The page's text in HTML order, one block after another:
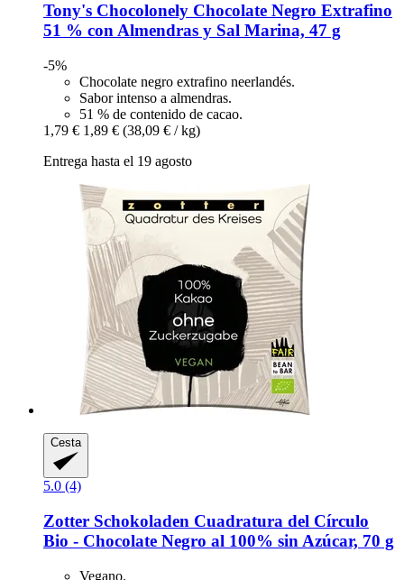
Tony's Chocolonely Chocolate Negro Extrafino
51 % con Almendras y Sal Marina, 47 g
-5%
Chocolate negro extrafino neerlandés.
Sabor intenso a almendras.
51 % de contenido de cacao.
1,79 € 1,89 € (38,09 € / kg)
Entrega hasta el 19 agosto
Cesta
5.0 (4)
Zotter Schokoladen Cuadratura del Círculo
Bio -​ Chocolate Negro al 100% sin Azúcar, 70 g
Vegano.